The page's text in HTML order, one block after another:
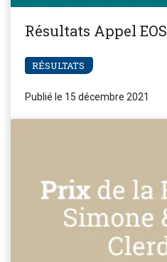
Résultats Appel EOS
RÉSULTATS
Publié le 15 décembre 2021